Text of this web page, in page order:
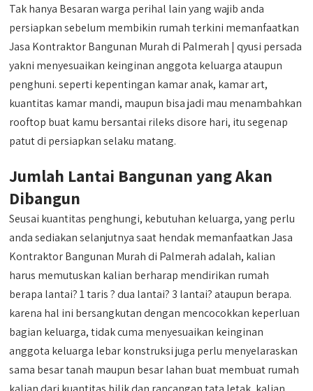
Tak hanya Besaran warga perihal lain yang wajib anda
persiapkan sebelum membikin rumah terkini memanfaatkan
Jasa Kontraktor Bangunan Murah di Palmerah | qyusi persada
yakni menyesuaikan keinginan anggota keluarga ataupun
penghuni. seperti kepentingan kamar anak, kamar art,
kuantitas kamar mandi, maupun bisa jadi mau menambahkan
rooftop buat kamu bersantai rileks disore hari, itu segenap
patut di persiapkan selaku matang.
Jumlah Lantai Bangunan yang Akan
Dibangun
Seusai kuantitas penghungi, kebutuhan keluarga, yang perlu
anda sediakan selanjutnya saat hendak memanfaatkan Jasa
Kontraktor Bangunan Murah di Palmerah adalah, kalian
harus memutuskan kalian berharap mendirikan rumah
berapa lantai? 1 taris ? dua lantai? 3 lantai? ataupun berapa.
karena hal ini bersangkutan dengan mencocokkan keperluan
bagian keluarga, tidak cuma menyesuaikan keinginan
anggota keluarga lebar konstruksi juga perlu menyelaraskan
sama besar tanah maupun besar lahan buat membuat rumah